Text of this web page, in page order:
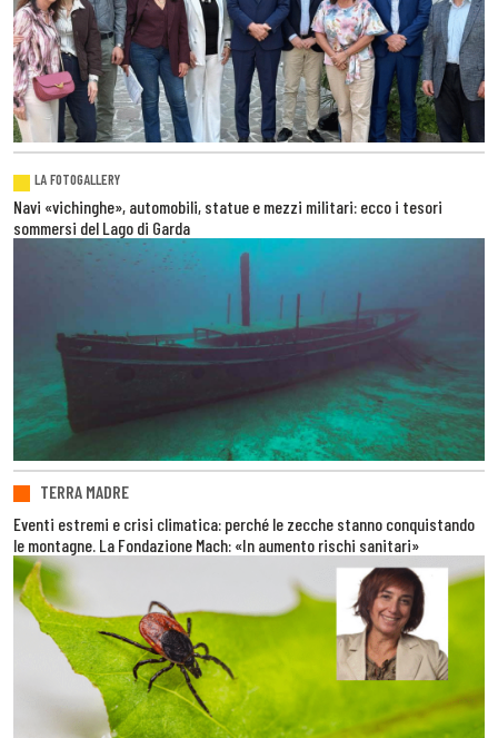
LA FOTOGALLERY
Navi «vichinghe», automobili, statue e mezzi militari: ecco i tesori
sommersi del Lago di Garda
TERRA MADRE
Eventi estremi e crisi climatica: perché le zecche stanno conquistando
le montagne. La Fondazione Mach: «In aumento rischi sanitari»